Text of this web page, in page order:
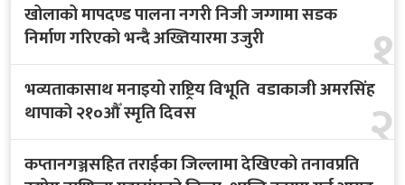
१
खोलाको मापदण्ड पालना नगरी निजी जग्गामा सडक
निर्माण गरिएको भन्दै अख्तियारमा उजुरी
२
भव्यताकासाथ मनाइयो राष्ट्रिय विभूति वडाकाजी अमरसिंह
थापाको २१०औँ स्मृति दिवस
कप्तानगञ्जसहित तराईका जिल्लामा देखिएको तनावप्रति